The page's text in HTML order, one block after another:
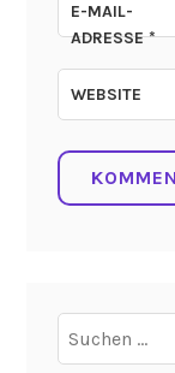
E-MAIL-
ADRESSE*
WEBSITE
Suchen
nach: